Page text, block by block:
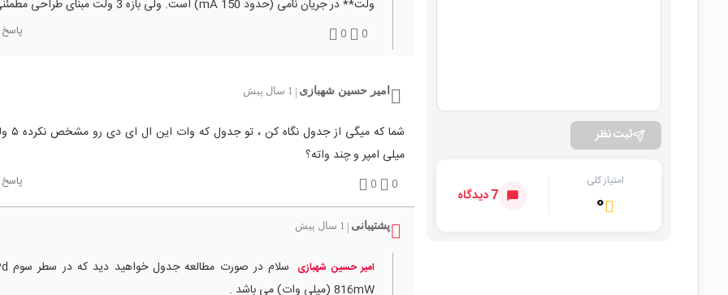
ثبت نظر
امتیاز کلی
۰ 7 دیدگاه
ولت** در جریان نامی (حدود 150 mA) است. ولی بازه 3 ولت مبنای طراحی مطمئنی است.
0
0 پاسخ
امیر حسین شهبازی 1 سال پیش
میلی امپر و چند واته؟
0
0 پاسخ
پشتیبانی 1 سال پیش
امیر حسین شهبازی
816mW (میلی وات) می باشد .